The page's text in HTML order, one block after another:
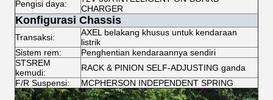
Pengisi daya:
CHARGER
Konfigurasi Chassis
Transaksi:
AXEL belakang khusus untuk kendaraan
listrik
Sistem rem:
Penghentian kendaraannya sendiri
STSREM
kemudi:
RACK & PINION SELF-ADJUSTING ganda
F/R Suspensi:
MCPHERSON INDEPENDENT SPRING